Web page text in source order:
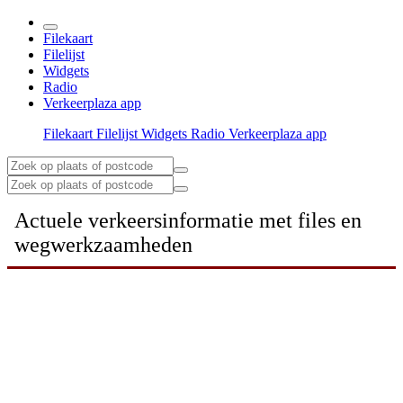
Filekaart
Filelijst
Widgets
Radio
Verkeerplaza app
Filekaart Filelijst Widgets Radio Verkeerplaza app
Actuele verkeersinformatie met files en
wegwerkzaamheden